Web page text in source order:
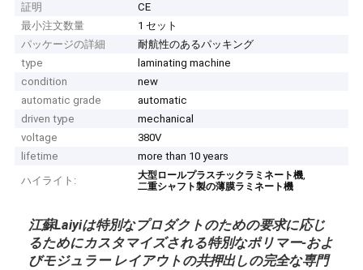
証明
CE
最小注文数量
1 セット
パッケージの詳細
耐航性のあるパッキング
type
laminating machine
condition
new
automatic grade
automatic
driven type
mechanical
voltage
380V
lifetime
more than 10 years
ハイライト:
大型ロールプラスチックラミネート機,
二重シャフト製の薄膜ラミネート機
江蘇Laiyiは特別なプロダクトのための要求に応じ
るためにカスタマイズされる特別なポリマー-およ
びモジュラー レイアウトの共押出しの完全な専門